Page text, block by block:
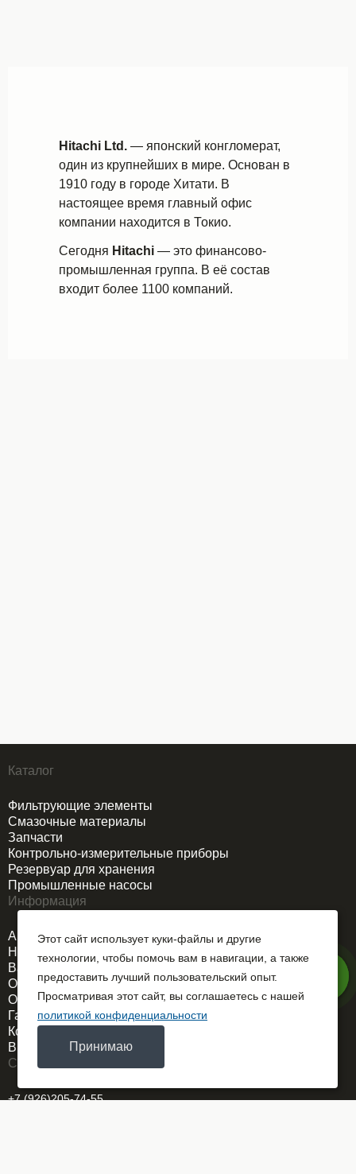
Hitachi Ltd. — японский конгломерат,
один из крупнейших в мире. Основан в
1910 году в городе Хитати. В
настоящее время главный офис
компании находится в Токио.
Сегодня Hitachi — это финансово-
промышленная группа. В её состав
входит более 1100 компаний.
Каталог
Фильтрующие элементы
Смазочные материалы
Запчасти
Контрольно-измерительные приборы
Резервуар для хранения
Промышленные насосы
Информация
Акции
Новости
Вакансии
О компании
Оплата и доставка
Гарантия
Контакты
Выездной сервис
Связаться
+7 (926)205-74-55
Этот сайт использует куки-файлы и другие
технологии, чтобы помочь вам в навигации, а также
предоставить лучший пользовательский опыт.
Просматривая этот сайт, вы соглашаетесь с нашей
политикой конфиденциальности
Принимаю